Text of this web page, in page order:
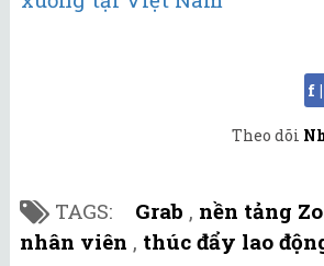
f
Theo dõi
TAGS: Grab , nền tảng
nhân viên , thúc đẩy lao